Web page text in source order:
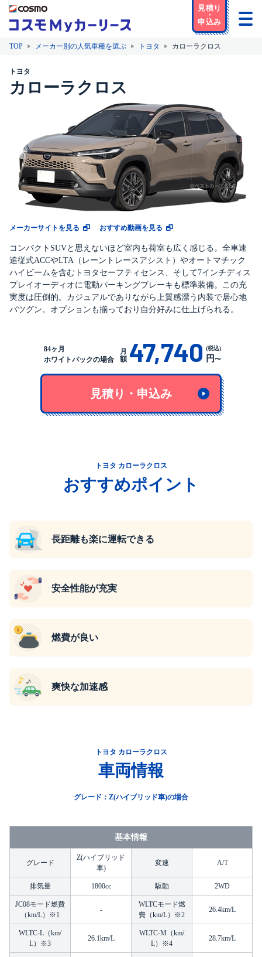
TOP メーカー別の人気車種を選ぶ トヨタ カローラクロス
トヨタ
カローラクロス
メーカーサイトを見る おすすめ動画を見る
コンパクトSUVと思えないほど室内も荷室も広く感じる。全車速
追従式ACCやLTA（レーントレースアシスト）やオートマチック
ハイビームを含むトヨタセーフティセンス、そして7インチディス
プレイオーディオに電動パーキングブレーキも標準装備。この充
実度は圧倒的。カジュアルでありながら上質感漂う内装で居心地
バツグン。オプションも揃っており自分好みに仕上げられる。
84ヶ月
ホワイトパックの場合
月
額 47,740 (税込)
円〜
見積り・申込み
トヨタ カローラクロス
おすすめポイント
長距離も楽に運転できる
安全性能が充実
燃費が良い
爽快な加速感
トヨタ カローラクロス
車両情報
グレード：Z(ハイブリッド車)の場合
基本情報
グレード
Z(ハイブリッド
車)
変速 A/T
排気量 1800cc 駆動 2WD
JC08モード燃費
（km/L）※1
-
WLTCモード燃
費（km/L）※2
26.4km/L
WLTC-L（km/
L）※3
26.1km/L
WLTC-M（km/
L）※4
28.7km/L